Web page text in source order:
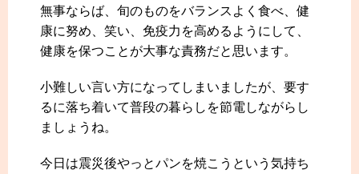
無事ならば、旬のものをバランスよく食べ、健
康に努め、笑い、免疫力を高めるようにして、
健康を保つことが大事な責務だと思います。
小難しい言い方になってしまいましたが、要す
るに落ち着いて普段の暮らしを節電しながらし
ましょうね。
今日は震災後やっとパンを焼こうという気持ち